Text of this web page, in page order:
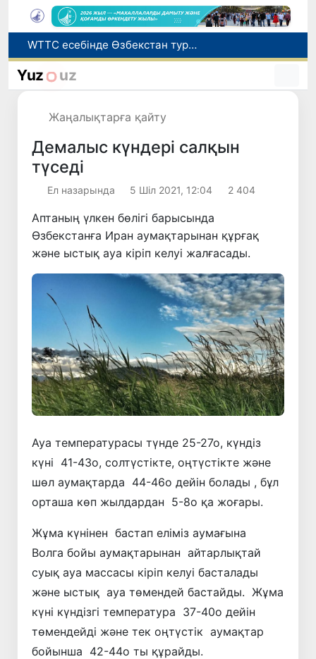
Мүмкіндігі шектеулі талапкерлерге қабылдау емтихандарында қосымша уақыт беріледі
Беларусьтен Өзбекстанға екінші тікелей жүк пойызы жөнелтілді
Yuz uz
Жаңалықтарға қайту
Демалыс күндері салқын
түседі
Ел назарында 5 Шіл 2021, 12:04 2 404
Аптаның үлкен бөлігі барысында
Өзбекстанға Иран аумақтарынан құрғақ
және ыстық ауа кіріп келуі жалғасады.
Ауа температурасы түнде 25-27о, күндіз
күні 41-43о, солтүстікте, оңтүстікте және
шөл аумақтарда 44-46о дейін болады , бұл
орташа көп жылдардан 5-8о қа жоғары.
Жұма күнінен бастап еліміз аумағына
Волга бойы аумақтарынан айтарлықтай
суық ауа массасы кіріп келуі басталады
және ыстық ауа төмендей бастайды. Жұма
күні күндізгі температура 37-40о дейін
төмендейді және тек оңтүстік аумақтар
бойынша 42-44о ты құрайды.